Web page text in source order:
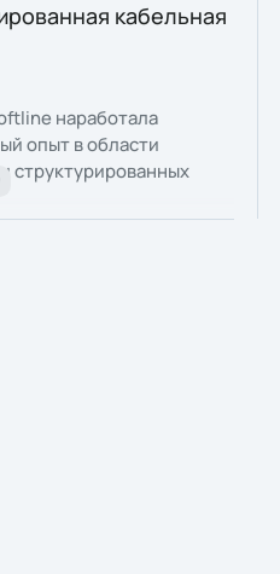
кабельная
наработала
опыт в области
структурированных
офисных зданий и
данных.